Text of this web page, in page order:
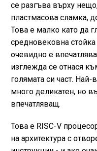
се разгъва върху
пластмасова сламка,
Това е малко като да
средновековна
очевидно е
изглежда се отнася
голямата си част.
много деликатен, но
впечатляващ.
Това е RISC-V
на архитектура с